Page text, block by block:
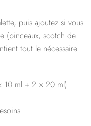
puis ajoutez si vous
(pinceaux, scotch de
tout le nécessaire
10 ml + 2 × 20 ml)